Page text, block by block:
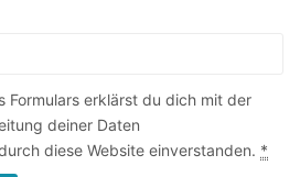
Formulars erklärst du dich mit der
deiner Daten
diese Website einverstanden. *